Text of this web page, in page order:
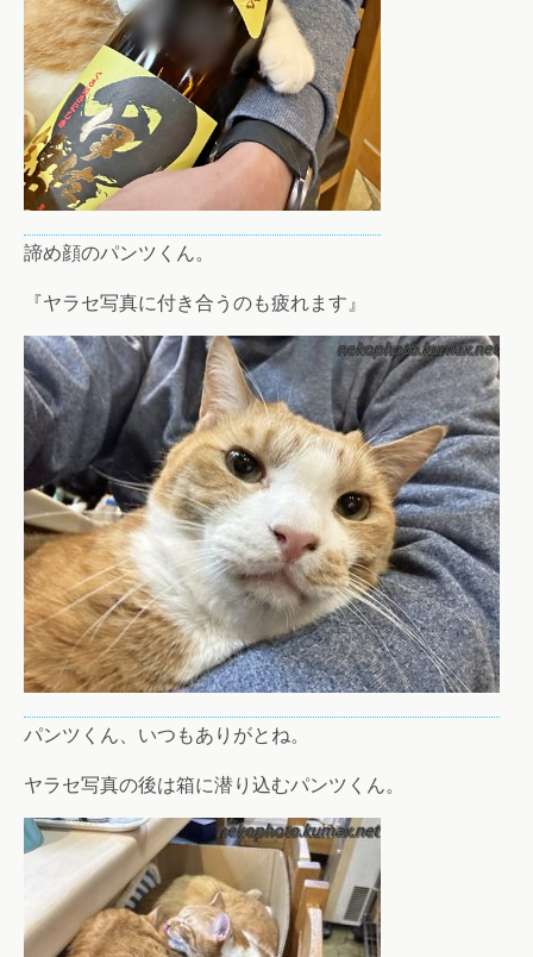
諦め顔のパンツくん。
『ヤラセ写真に付き合うのも疲れます』
パンツくん、いつもありがとね。
ヤラセ写真の後は箱に潜り込むパンツくん。